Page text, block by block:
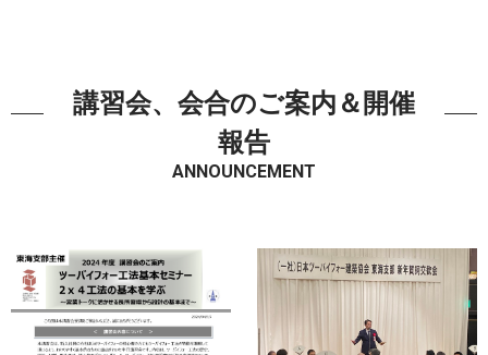
講習会、会合のご案内＆開催
報告
ANNOUNCEMENT